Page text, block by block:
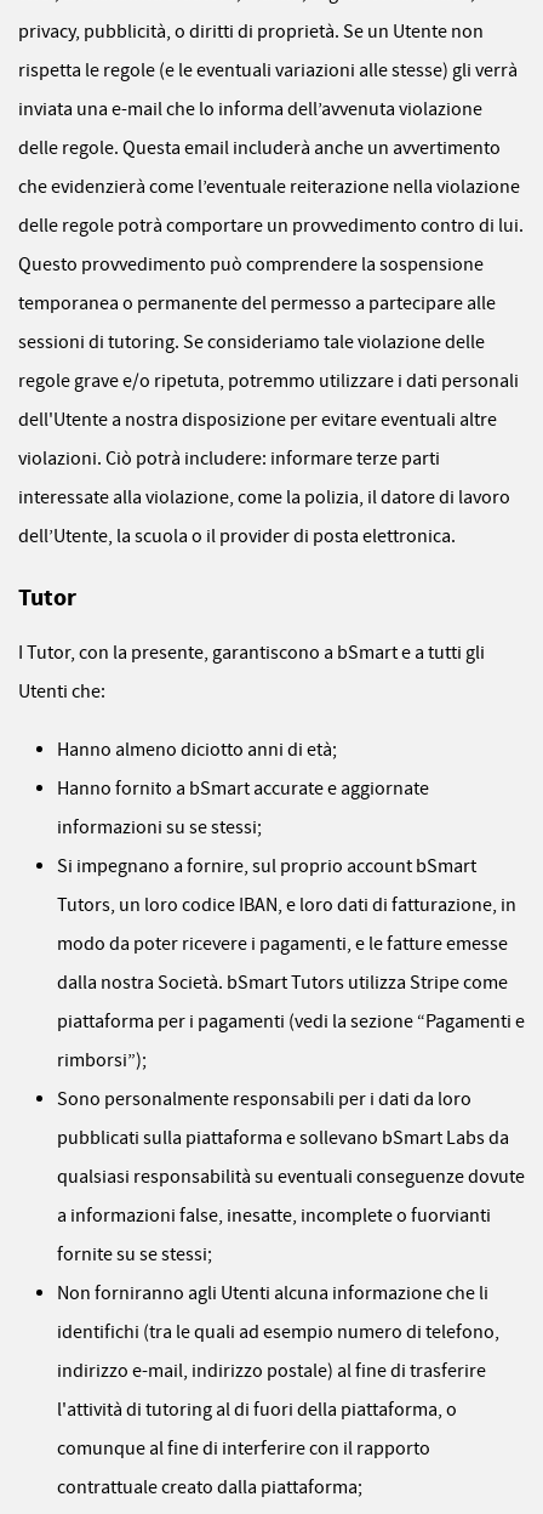
privacy, pubblicità, o diritti di proprietà. Se un Utente non
rispetta le regole (e le eventuali variazioni alle stesse) gli verrà
inviata una e-mail che lo informa dell’avvenuta violazione
delle regole. Questa email includerà anche un avvertimento
che evidenzierà come l’eventuale reiterazione nella violazione
delle regole potrà comportare un provvedimento contro di lui.
Questo provvedimento può comprendere la sospensione
temporanea o permanente del permesso a partecipare alle
sessioni di tutoring. Se consideriamo tale violazione delle
regole grave e/o ripetuta, potremmo utilizzare i dati personali
dell'Utente a nostra disposizione per evitare eventuali altre
violazioni. Ciò potrà includere: informare terze parti
interessate alla violazione, come la polizia, il datore di lavoro
dell’Utente, la scuola o il provider di posta elettronica.
Tutor
I Tutor, con la presente, garantiscono a bSmart e a tutti gli
Utenti che:
Hanno almeno diciotto anni di età;
Hanno fornito a bSmart accurate e aggiornate
informazioni su se stessi;
Si impegnano a fornire, sul proprio account bSmart
Tutors, un loro codice IBAN, e loro dati di fatturazione, in
modo da poter ricevere i pagamenti, e le fatture emesse
dalla nostra Società. bSmart Tutors utilizza Stripe come
piattaforma per i pagamenti (vedi la sezione “Pagamenti e
rimborsi”);
Sono personalmente responsabili per i dati da loro
pubblicati sulla piattaforma e sollevano bSmart Labs da
qualsiasi responsabilità su eventuali conseguenze dovute
a informazioni false, inesatte, incomplete o fuorvianti
fornite su se stessi;
Non forniranno agli Utenti alcuna informazione che li
identifichi (tra le quali ad esempio numero di telefono,
indirizzo e-mail, indirizzo postale) al fine di trasferire
l'attività di tutoring al di fuori della piattaforma, o
comunque al fine di interferire con il rapporto
contrattuale creato dalla piattaforma;